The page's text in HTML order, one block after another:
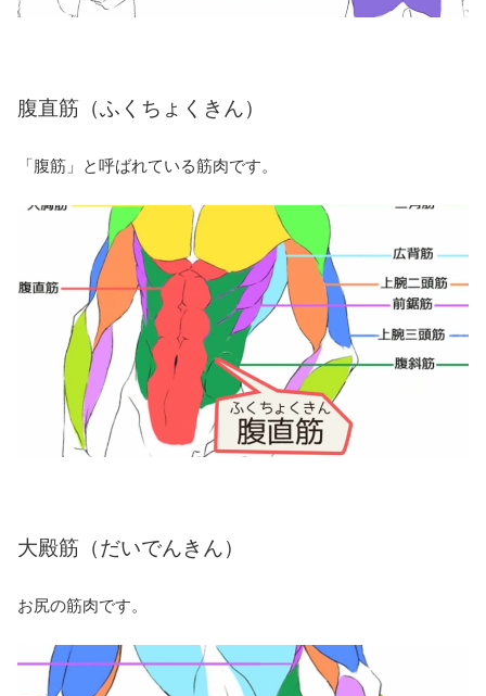
腹直筋（ふくちょくきん）
「腹筋」と呼ばれている筋肉です。
大殿筋（だいでんきん）
お尻の筋肉です。